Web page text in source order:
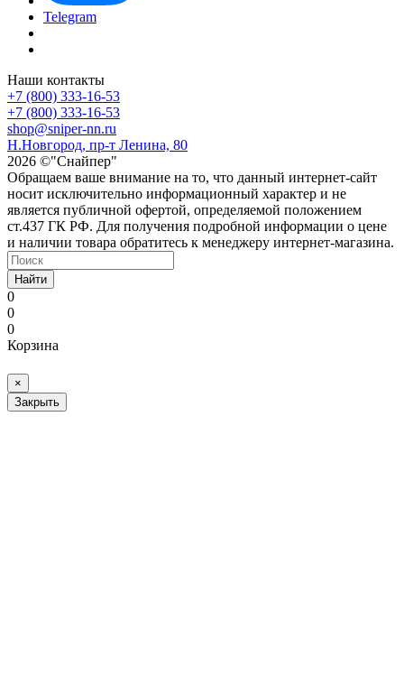
Telegram
Наши контакты
+7 (800) 333-16-53
+7 (800) 333-16-53
shop@sniper-nn.ru
Н.Новгород, пр-т Ленина, 80
2026 ©"Снайпер"
Обращаем ваше внимание на то, что данный интернет-сайт
носит исключительно информационный характер и не
является публичной офертой, определяемой положением
ст.437 ГК РФ. Для получения подробной информации о цене
и наличии товара обратитесь к менеджеру интернет-магазина.
Найти
0
0
0
Корзина
×
Закрыть